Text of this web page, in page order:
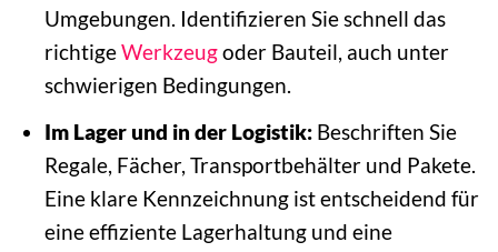
Umgebungen. Identifizieren Sie schnell das
richtigeWerkzeugoder Bauteil, auch unter
schwierigen Bedingungen.
Im Lager und in der Logistik:Beschriften Sie
Regale, Fächer, Transportbehälter und Pakete.
Eine klare Kennzeichnung ist entscheidend für
eine effiziente Lagerhaltung und eine